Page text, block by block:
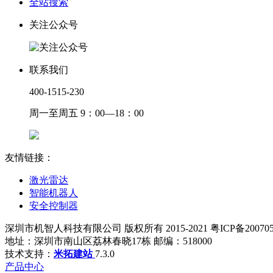
全站搜索
关注公众号
联系我们
400-1515-230
周一至周五 9：00—18：00
友情链接：
激光雷达
智能机器人
安全控制器
深圳市机智人科技有限公司 版权所有 2015-2021 粤ICP备
地址：深圳市南山区荔林春晓17栋 邮编：518000
技术支持： 米拓建站 7.3.0
产品中心